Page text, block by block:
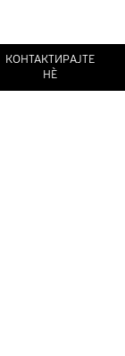
КОНТАКТИРАЈТЕ
НЀ